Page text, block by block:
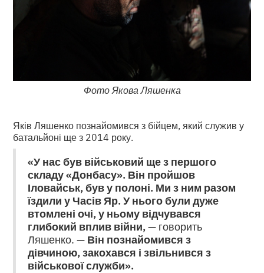
Фото Якова Ляшенка
Яків Ляшенко познайомився з бійцем, який служив у
батальйоні ще з 2014 року.
«У нас був військовий ще з першого
складу «Донбасу». Він пройшов
Іловайськ, був у полоні. Ми з ним разом
їздили у Часів Яр. У нього були дуже
втомлені очі, у ньому відчувався
глибокий вплив війни,— говорить
Ляшенко. —Він познайомився з
дівчиною, закохався і звільнився з
військової служби».